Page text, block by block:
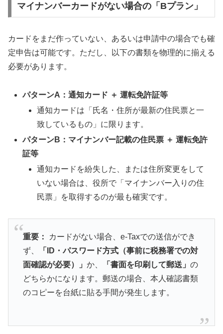
マイナンバーカードがない場合の「Bプラン」
カードをまだ作っていない、あるいは申請中の場合でも確
定申告は可能です。ただし、以下の書類を物理的に揃える
必要があります。
パターンA：通知カード ＋ 運転免許証等
通知カードは「氏名・住所が最新の住民票と一
致しているもの」に限ります。
パターンB：マイナンバー記載の住民票 ＋ 運転免許
証等
通知カードを紛失した、または住所変更をして
いない場合は、役所で「マイナンバー入りの住
民票」を取得するのが最も確実です。
重要：
カードがない場合、e-Taxでの送信ができ
ず、
「ID・パスワード方式（事前に税務署での対
面確認が必要）」 か、 「書面を印刷して郵送」 の
どちらかになります。郵送の場合、本人確認書類
のコピーを台紙に貼る手間が発生します。